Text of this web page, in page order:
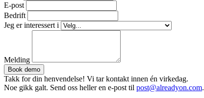
E-post
Bedrift
Jeg er interessert i
Melding
Book demo
Takk for din henvendelse! Vi tar kontakt innen én virkedag.
Noe gikk galt. Send oss heller en e-post til post@alreadyon.com.